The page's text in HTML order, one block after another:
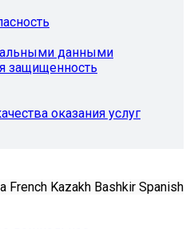
данными
защищенность
оказания услуг
French Kazakh Bashkir Spanish